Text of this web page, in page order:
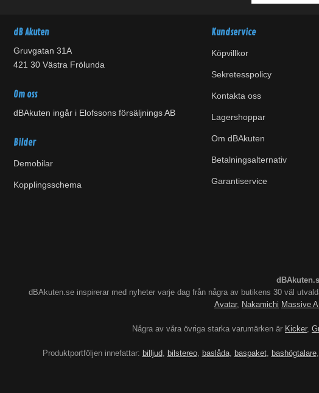
dB Akuten
Gruvgatan 31A
421 30 Västra Frölunda
Om oss
dBAkuten ingår i Elofssons försäljnings AB
Bilder
Demobilar
Kopplingsschema
Kundservice
Köpvillkor
Sekretesspolicy
Kontakta oss
Lagershoppar
Om dBAkuten
Betalningsalternativ
Garantiservice
dBAkuten.se inspirerar med nyheter varje dag från några av butikens 30 väl
Avatar, Nakamichi Massive
Några av våra övriga starka varumärken är Kicker,
Produktportföljen innefattar: billjud, bilstereo, baslåda, baspaket, bashögtalare,